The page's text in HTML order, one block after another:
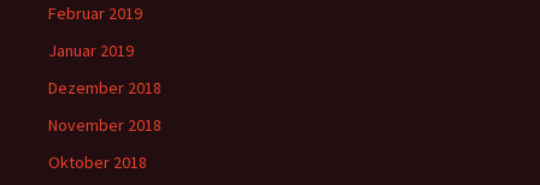
Februar 2019
Januar 2019
Dezember 2018
November 2018
Oktober 2018